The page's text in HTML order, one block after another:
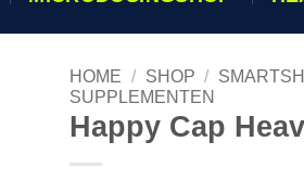
HOME / SHOP /
SUPPLEMENTEN
Happy Cap